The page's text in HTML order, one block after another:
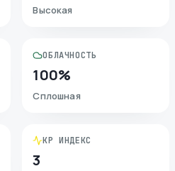
Высокая
ОБЛАЧНОСТЬ
100%
Сплошная
KP ИНДЕКС
3